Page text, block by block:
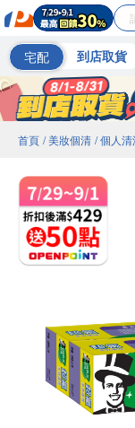
宅配 到店取貨
首頁 / 美妝個清 / 個人清